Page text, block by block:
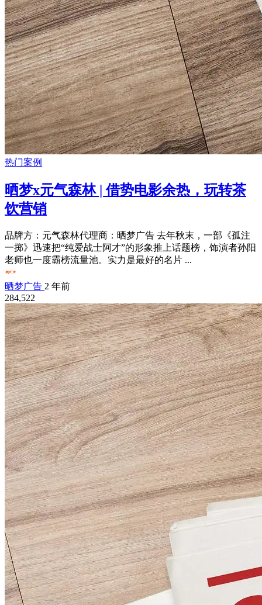
热门案例
晒梦x元气森林 | 借势电影余热，玩转茶
饮营销
品牌方：元气森林代理商：晒梦广告 去年秋末，一部《孤注
一掷》迅速把“纯爱战士阿才”的形象推上话题榜，饰演者孙阳
老师也一度霸榜流量池。实力是最好的名片 ...
晒梦广告 2 年前
284,522